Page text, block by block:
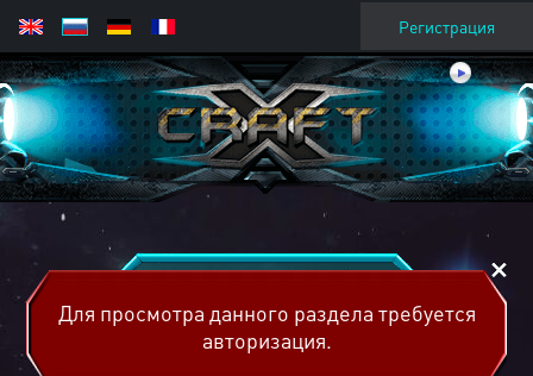
Регистрация
Для просмотра данного раздела требуется
авторизация.